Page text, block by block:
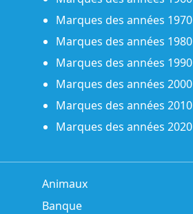
Marques des années 1970
Marques des années 1980
Marques des années 1990
Marques des années 2000
Marques des années 2010
Marques des années 2020
Animaux
Banque